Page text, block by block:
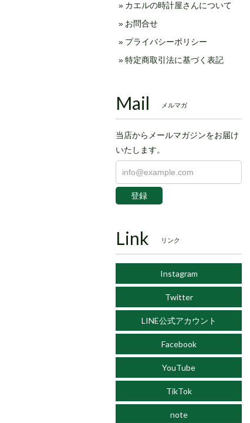
カエルの時計屋さんについて
お問合せ
プライバシーポリシー
特定商取引法に基づく表記
Mail メルマガ
当店からメールマガジンをお届け
いたします。
登録
Link リンク
Instagram
Twitter
LINE公式アカウント
Facebook
YouTube
TikTok
note